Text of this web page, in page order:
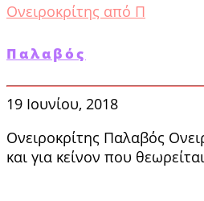
Ονειροκρίτης από Π
Παλαβός
19 Ιουνίου, 2018
Ονειροκρίτης Παλαβός
και για κείνον που